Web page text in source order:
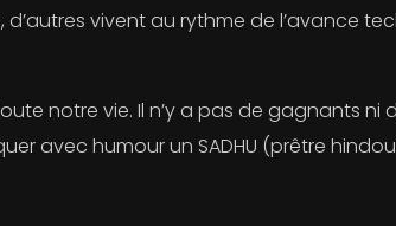
vivent au rythme de l’avance
notre vie. Il n’y a pas de gagnants ni
avec humour un SADHU (prêtre